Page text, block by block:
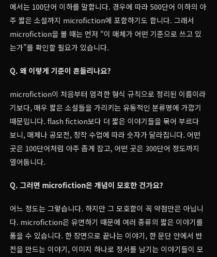
에서는 100단어 이하를 말합니다. 경우에 따라 500단어 이하의 아
주 짧은 소설까지 microfiction에 포함하기도 합니다. 그래서
microfiction을 볼 때는 먼저 “이 매체가 어떤 기준으로 쓰고 있
는가”를 확인할 필요가 있습니다.
Q. 왜 이렇게 기준이 흔들리나요?
microfiction이 처음부터 엄격한 형식 규칙으로 정리된 이름이라
기보다, 매우 짧은 소설들을 가리키는 유동적인 분류명에 가깝기
때문입니다. flash fiction보다 더 짧은 이야기들을 묶어 부르다
보니, 매체나 공모전, 창작 수업에 따라 숫자가 달라집니다. 어떤
곳은 100단어처럼 아주 좁게 잡고, 어떤 곳은 300단어 정도까지
열어둡니다.
Q. 그러면 microfiction은 개념이 모호한 건가요?
어느 정도는 그렇습니다. 하지만 그 모호함이 꼭 약점만은 아닙니
다. microfiction은 유연하기 때문에 여러 종류의 짧은 이야기를
품을 수 있습니다. 한 장면으로 끝나는 이야기, 한 문단 안에서 반
전을 만드는 이야기, 이미지 하나로 정서를 남기는 이야기들이 모